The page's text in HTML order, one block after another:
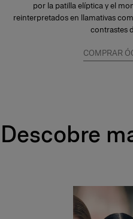
por la patilla elíptica y el
reinterpretados en llamativas
contrastes
COMPRAR
Descobre